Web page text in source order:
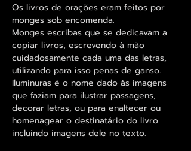
Os livros de orações eram feitos por
monges sob encomenda.
Monges escribas que se dedicavam a
copiar livros, escrevendo à mão
cuidadosamente cada uma das letras,
utilizando para isso penas de ganso.
Iluminuras é o nome dado às imagens
que faziam para ilustrar passagens,
decorar letras, ou para enaltecer ou
homenagear o destinatário do livro
incluindo imagens dele no texto.